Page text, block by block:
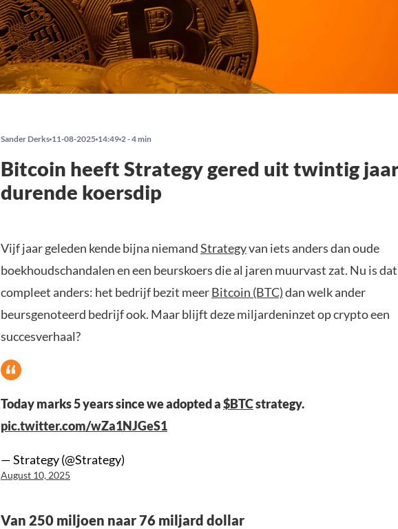
Sander Derks 11-08-2025 14:49 2 - 4 min
Bitcoin heeft Strategy gered uit twintig
durende koersdip
Vijf jaar geleden kende bijna niemandStrategyvan iets anders dan oude
boekhoudschandalen en een beurskoers die al jaren muurvast zat. Nu is dat
compleet anders: het bedrijf bezit meerBitcoin (BTC)dan welk ander
beursgenoteerd bedrijf ook. Maar blijft deze miljardeninzet op crypto een
succesverhaal?
Today marks 5 years since we adopted a$BTCstrategy.
pic.twitter.com/wZa1NJGeS1
— Strategy (@Strategy)
August 10, 2025
Van 250 miljoen naar 76 miljard dollar